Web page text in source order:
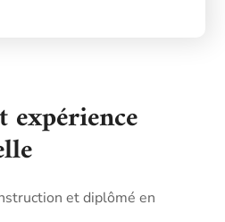
et diplômé en